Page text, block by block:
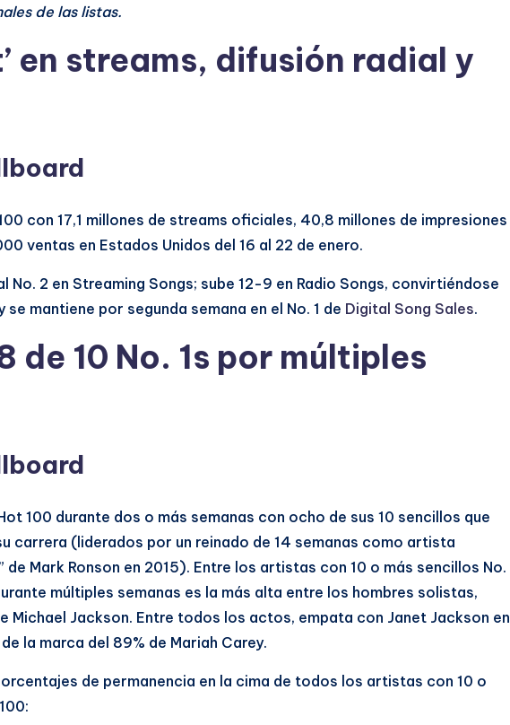
de las listas.
en streams, difusión radial y
con 17,1 millones de streams oficiales, 40,8 millones de impresiones
ventas en Estados Unidos del 16 al 22 de enero.
No. 2 en Streaming Songs; sube 12-9 en Radio Songs, convirtiéndose
se mantiene por segunda semana en el No. 1 de Digital Song Sales.
de 10 No. 1s por múltiples
100 durante dos o más semanas con ocho de sus 10 sencillos que
carrera (liderados por un reinado de 14 semanas como artista
de Mark Ronson en 2015). Entre los artistas con 10 o más sencillos No.
múltiples semanas es la más alta entre los hombres solistas,
Michael Jackson. Entre todos los actos, empata con Janet Jackson en
la marca del 89% de Mariah Carey.
de permanencia en la cima de todos los artistas con 10 o